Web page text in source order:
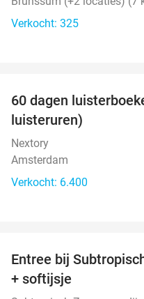
Verkocht: 325
60 dagen
luisteruren)
Nextory
Amsterdam
Verkocht: 6.400
Entree bij
+ softijsje